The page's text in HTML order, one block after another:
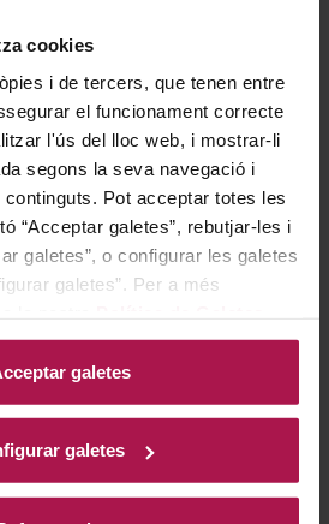
cookies
i de tercers, que tenen entre
el funcionament correcte
l'ús del lloc web, i mostrar-li
segons la seva navegació i
Pot acceptar totes les
“Acceptar galetes”, rebutjar-les i
galetes”, o configurar les galetes
galetes”. Per a més
galetes
galetes
la tipicitat de Bages, una zona
vitivinícola.
embotits, carns vermelles, plats
bodega